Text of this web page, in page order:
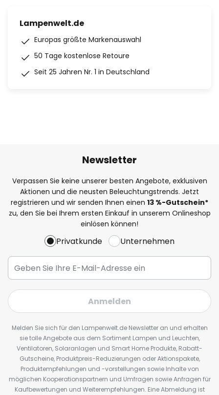
Lampenwelt.de
Europas größte Markenauswahl
50 Tage kostenlose Retoure
Seit 25 Jahren Nr. 1 in Deutschland
Newsletter
Verpassen Sie keine unserer besten Angebote, exklusiven
Aktionen und die neusten Beleuchtungstrends. Jetzt
registrieren und wir senden Ihnen einen 13 %-Gutschein*
zu, den Sie bei Ihrem ersten Einkauf in unserem Onlineshop
einlösen können!
Privatkunde Unternehmen
Anmelden
Melden Sie sich für den Lampenwelt.de Newsletter an und erhalten
sie tolle Angebote aus dem Sortiment Lampen und Leuchten,
Ventilatoren, Solaranlagen und Smart Home Produkte, Rabatt-
Gutscheine, Produktpreis-Reduzierungen oder Aktionspakete,
Produktempfehlungen und -vorstellungen sowie Inhalte von
möglichen Kooperationspartnern und Umfragen sowie Anfragen für
Kaufbewertungen und Weiterempfehlungen. Eine Abmeldung ist